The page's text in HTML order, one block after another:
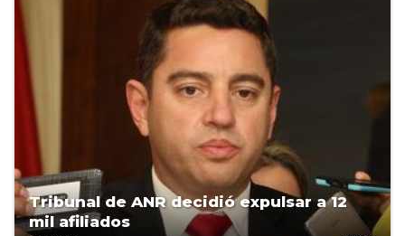
Tribunal de ANR decidió expulsar a 12
mil afiliados